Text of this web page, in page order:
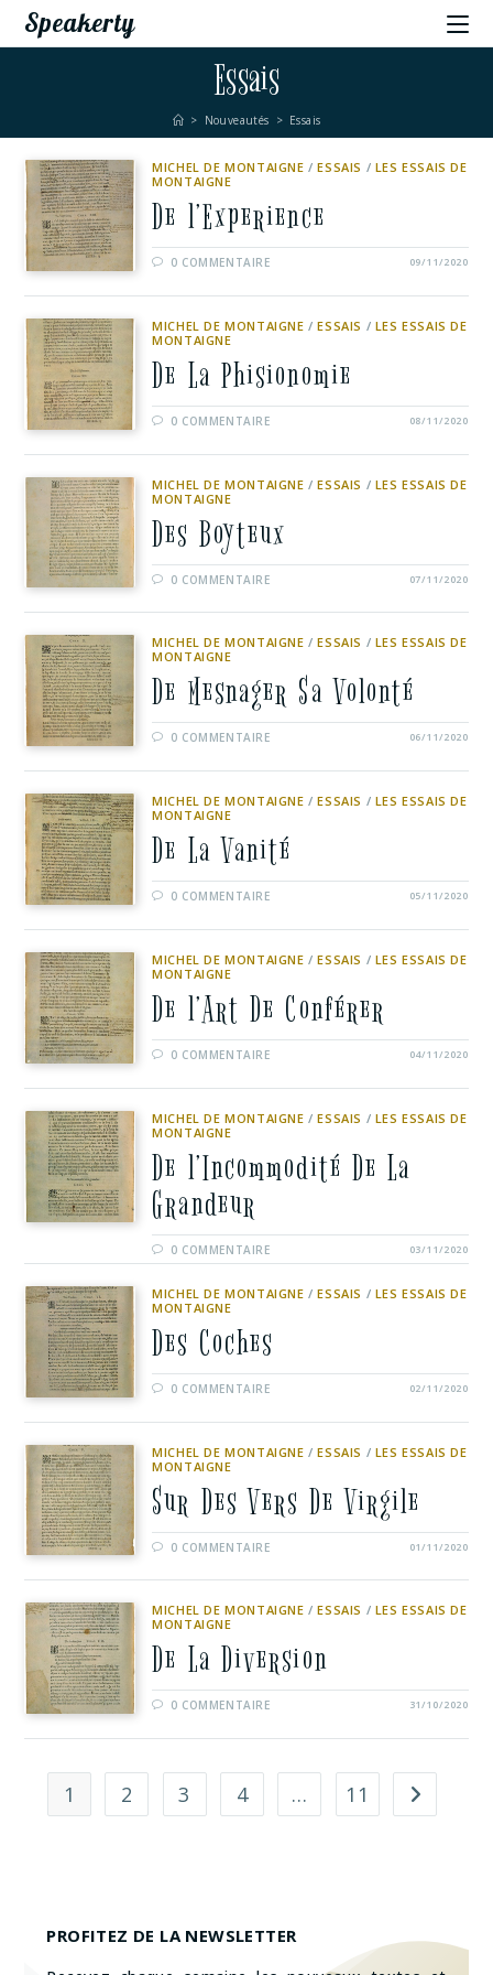
Speakerty
Essais
> Nouveautés > Essais
MICHEL DE MONTAIGNE /ESSAIS / LES ESSAIS DE
MONTAIGNE
De l’Experience
0 COMMENTAIRE 09/11/2020
MICHEL DE MONTAIGNE /ESSAIS / LES ESSAIS DE
MONTAIGNE
De La Phisionomie
0 COMMENTAIRE 08/11/2020
MICHEL DE MONTAIGNE /ESSAIS / LES ESSAIS DE
MONTAIGNE
Des Boyteux
0 COMMENTAIRE 07/11/2020
MICHEL DE MONTAIGNE /ESSAIS / LES ESSAIS DE
MONTAIGNE
De Mesnager Sa Volonté
0 COMMENTAIRE 06/11/2020
MICHEL DE MONTAIGNE /ESSAIS / LES ESSAIS DE
MONTAIGNE
De La Vanité
0 COMMENTAIRE 05/11/2020
MICHEL DE MONTAIGNE /ESSAIS / LES ESSAIS DE
MONTAIGNE
De l’Art De Conférer
0 COMMENTAIRE 04/11/2020
MICHEL DE MONTAIGNE /ESSAIS / LES ESSAIS DE
MONTAIGNE
De l’Incommodité De La
Grandeur
0 COMMENTAIRE 03/11/2020
MICHEL DE MONTAIGNE /ESSAIS / LES ESSAIS DE
MONTAIGNE
Des Coches
0 COMMENTAIRE 02/11/2020
MICHEL DE MONTAIGNE /ESSAIS / LES ESSAIS DE
MONTAIGNE
Sur Des Vers De Virgile
0 COMMENTAIRE 01/11/2020
MICHEL DE MONTAIGNE /ESSAIS / LES ESSAIS DE
MONTAIGNE
De La Diversion
0 COMMENTAIRE 31/10/2020
1 2 3 4 … 11
PROFITEZ DE LA NEWSLETTER